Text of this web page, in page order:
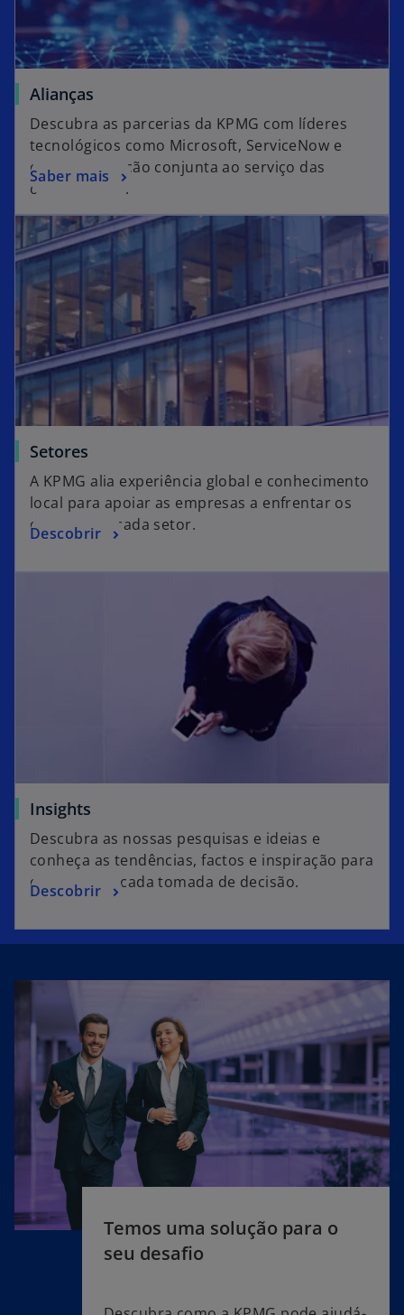
Alianças
Descubra as parcerias da KPMG com líderes
tecnológicos como Microsoft, ServiceNow e
outros. Inovação conjunta ao serviço das
organizações.
Saber mais
Setores
A KPMG alia experiência global e conhecimento
local para apoiar as empresas a enfrentar os
desafios de cada setor.
Descobrir
Insights
Descubra as nossas pesquisas e ideias e
conheça as tendências, factos e inspiração para
o apoiar em cada tomada de decisão.
Descobrir
Temos uma solução para o
seu desafio